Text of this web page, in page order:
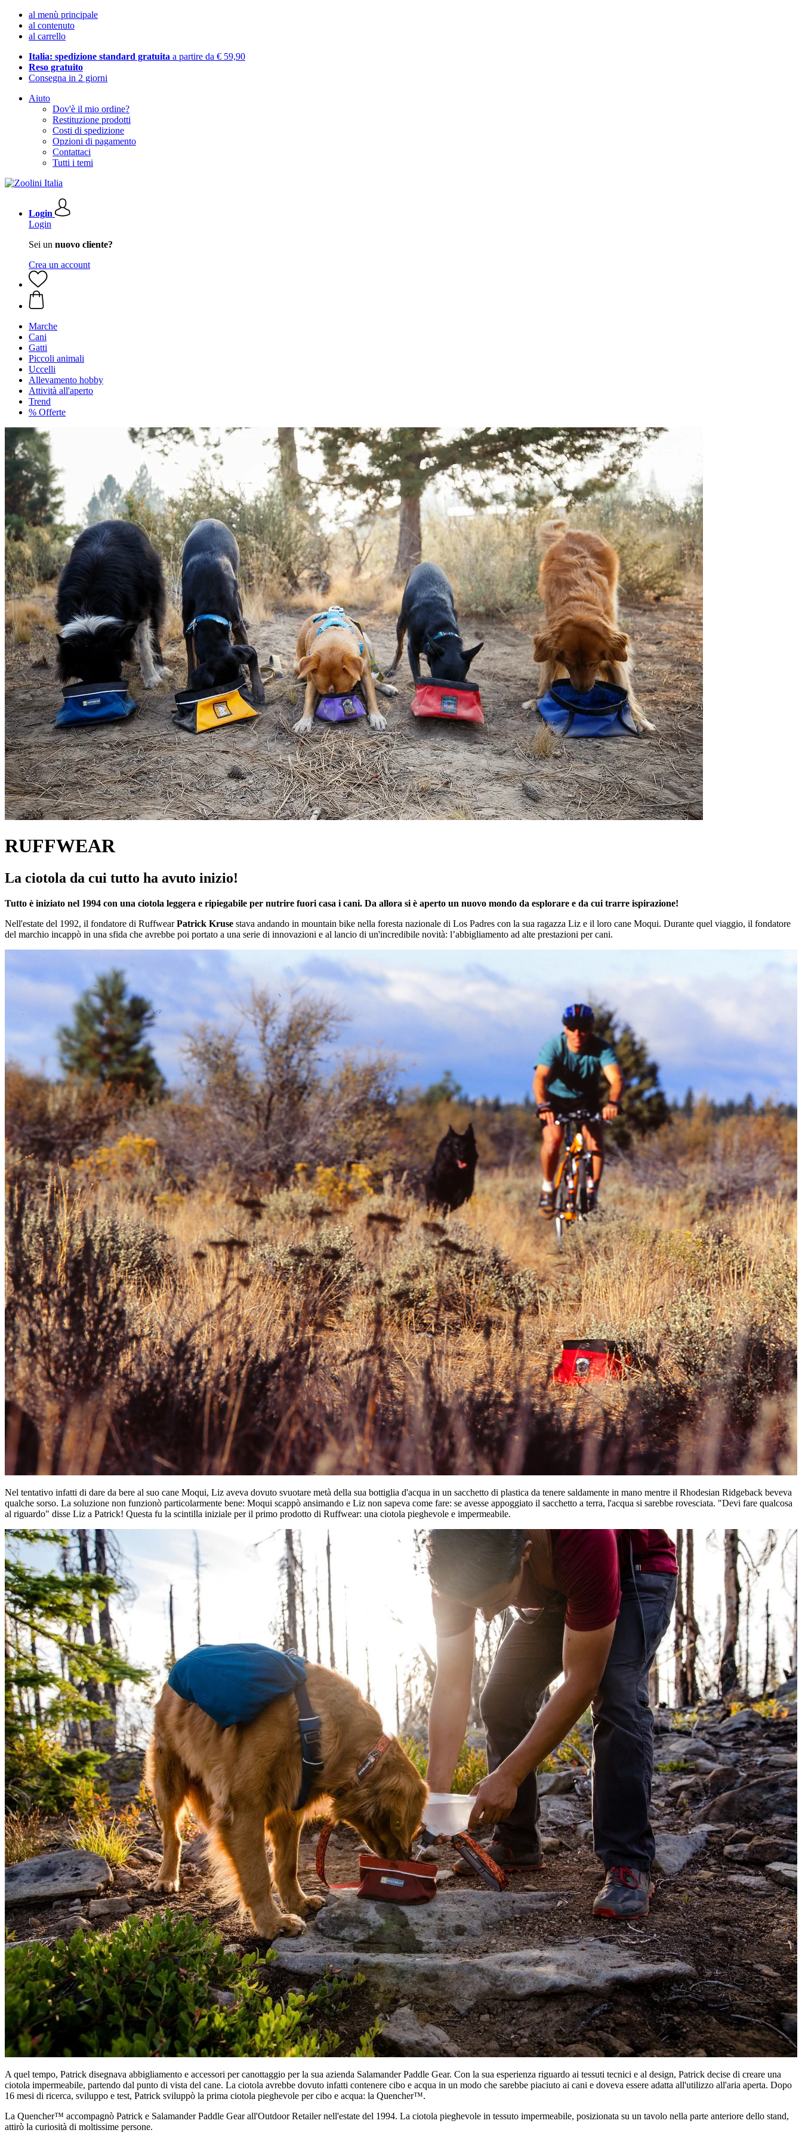
al menù principale
al contenuto
al carrello
Italia: spedizione standard gratuita a partire da € 59,90
Reso gratuito
Consegna in 2 giorni
Aiuto
Dov'è il mio ordine?
Restituzione prodotti
Costi di spedizione
Opzioni di pagamento
Contattaci
Tutti i temi
Login
Login
Sei un nuovo cliente?
Crea un account
Marche
Cani
Gatti
Piccoli animali
Uccelli
Allevamento hobby
Attività all'aperto
Trend
% Offerte
RUFFWEAR
La ciotola da cui tutto ha avuto inizio!
Tutto è iniziato nel 1994 con una ciotola leggera e ripiegabile per nutrire fuori casa i cani. Da allora si è aperto un nuovo mondo da esplorare e da cui trarre ispirazione!
Nell'estate del 1992, il fondatore di RuffwearPatrick Kruse stava andando in mountain bike nella foresta nazionale di Los Padres con la sua ragazza Liz e il loro cane Moqui. Durante quel viaggio, il fondatore
del marchio incappò in una sfida che avrebbe poi portato a una serie di innovazioni e al lancio di un'incredibile novità: l’abbigliamento ad alte prestazioni per cani.
Nel tentativo infatti di dare da bere al suo cane Moqui, Liz aveva dovuto svuotare metà della sua bottiglia d'acqua in un sacchetto di plastica da tenere saldamente in mano mentre il Rhodesian Ridgeback beveva
qualche sorso. La soluzione non funzionò particolarmente bene: Moqui scappò ansimando e Liz non sapeva come fare: se avesse appoggiato il sacchetto a terra, l'acqua si sarebbe rovesciata. "Devi fare qualcosa
al riguardo" disse Liz a Patrick! Questa fu la scintilla iniziale per il primo prodotto di Ruffwear: una ciotola pieghevole e impermeabile.
A quel tempo, Patrick disegnava abbigliamento e accessori per canottaggio per la sua azienda Salamander Paddle Gear. Con la sua esperienza riguardo ai tessuti tecnici e al design, Patrick decise di creare una
ciotola impermeabile, partendo dal punto di vista del cane. La ciotola avrebbe dovuto infatti contenere cibo e acqua in un modo che sarebbe piaciuto ai cani e doveva essere adatta all'utilizzo all'aria aperta. Dopo
16 mesi di ricerca, sviluppo e test, Patrick sviluppò la prima ciotola pieghevole per cibo e acqua: la Quencher™.
La Quencher™ accompagnò Patrick e Salamander Paddle Gear all'Outdoor Retailer nell'estate del 1994. La ciotola pieghevole in tessuto impermeabile, posizionata su un tavolo nella parte anteriore dello stand,
attirò la curiosità di moltissime persone.